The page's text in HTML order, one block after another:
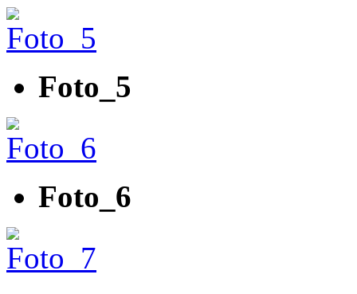
Foto_5
Foto_6